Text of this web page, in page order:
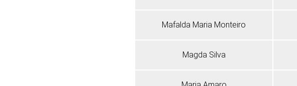
Mafalda Maria Monteiro
Magda Silva